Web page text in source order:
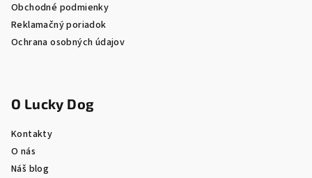
Obchodné podmienky
Reklamačný poriadok
Ochrana osobných údajov
O Lucky Dog
Kontakty
O nás
Náš blog